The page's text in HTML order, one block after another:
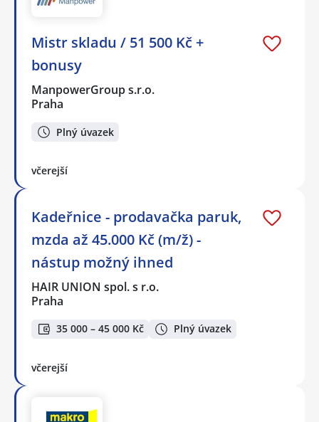
Mistr skladu / 51 500 Kč +
bonusy
ManpowerGroup s.r.o.
Praha
Plný úvazek
včerejší
Kadeřnice - prodavačka paruk,
mzda až 45.000 Kč (m/ž) -
nástup možný ihned
HAIR UNION spol. s r.o.
Praha
35 000 – 45 000 Kč Plný úvazek
včerejší